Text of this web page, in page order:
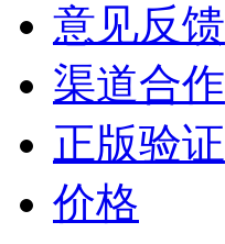
意见反馈
渠道合作
正版验证
价格